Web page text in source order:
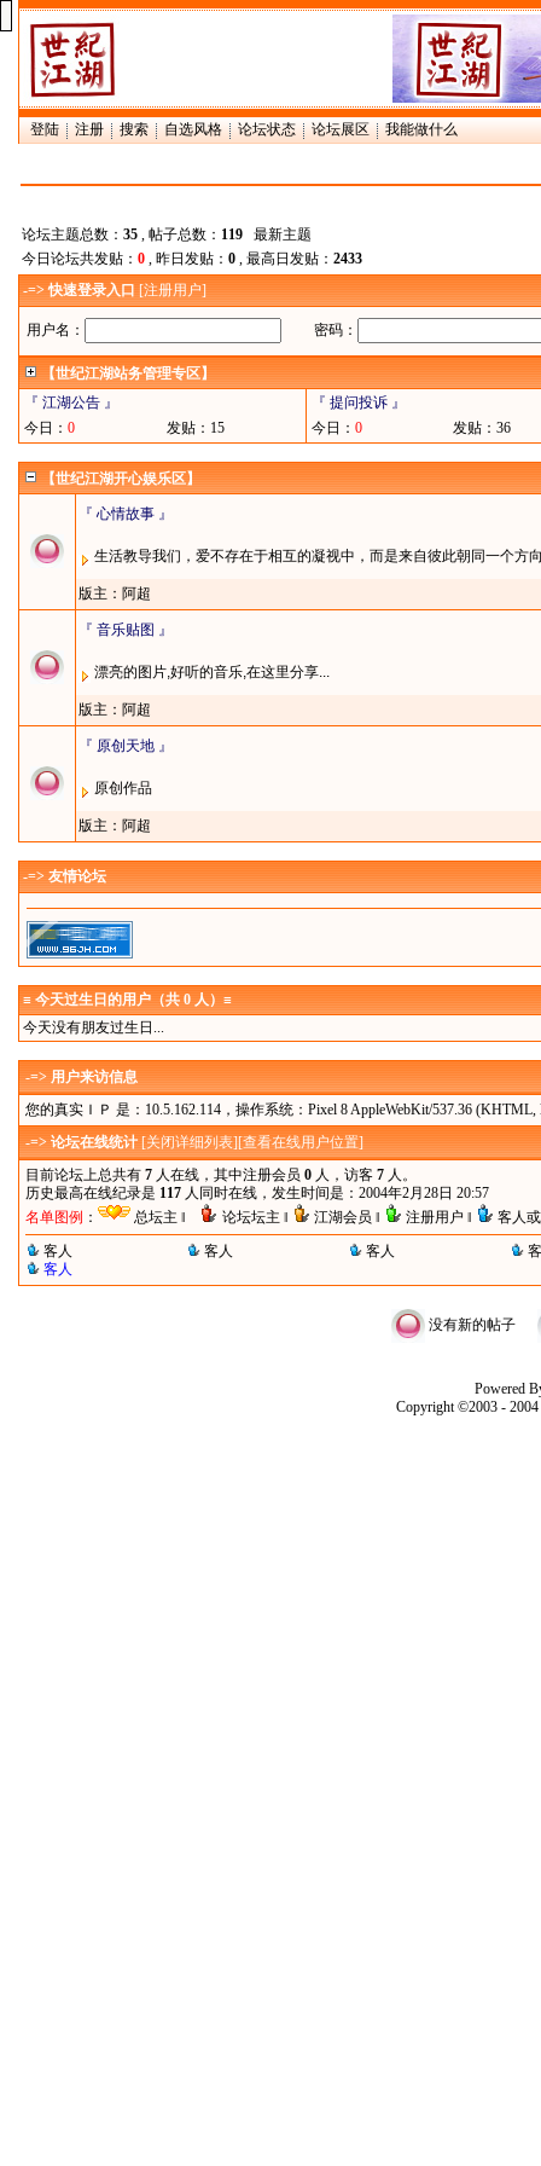
登陆 注册 搜索 自选风格 论坛状态 论坛展区 我能做什么
论坛主题总数： 35 , 帖子总数： 119
最新主题
今日论坛共发贴： 0 , 昨日发贴： 0 , 最高日发贴： 2433
-=> 快速登录入口[注册用户]
用户名： 密码：
【世纪江湖站务管理专区】
『 江湖公告 』
今日： 0 发贴：15
『 提问投诉 』
今日： 0 发贴：36
【世纪江湖开心娱乐区】
『 心情故事 』
生活教导我们，爱不存在于相互的凝视中，而是来自彼此朝同一个
版主： 阿超
『 音乐贴图 』
漂亮的图片,好听的音乐,在这里分享...
版主： 阿超
『 原创天地 』
原创作品
版主： 阿超
-=> 友情论坛
≡ 今天过生日的用户（共 0 人）≡
今天没有朋友过生日...
-=> 用户来访信息
您的真实ＩＰ 是：10.5.162.114，操作系统：Pixel 8 AppleWebKit/537.36
-=> 论坛在线统计[关闭详细列表][查看在线用户位置]
目前论坛上总共有 7 人在线，其中注册会员 0 人，访客 7 人。
历史最高在线纪录是 117 人同时在线，发生时间是：2004年2月28日 20:57
名单图例 ： 总坛主 ‖ 论坛坛主 ‖ 江湖会员 ‖ 注册用户 ‖
客人
客人
客人 客人
客人
没有新的帖子
Powered
Copyright ©2003 - 2004